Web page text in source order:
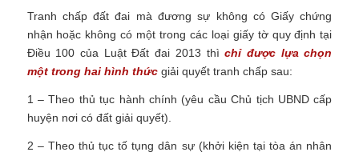
Tranh chấp đất đai mà đương sự không có Giấy chứng
nhận hoặc không có một trong các loại giấy tờ quy định tại
Điều 100 của Luật Đất đai 2013 thìchỉ được lựa chọn
một trong hai hình thứcgiải quyết tranh chấp sau:
1 – Theo thủ tục hành chính (yêu cầu Chủ tịch UBND cấp
huyện nơi có đất giải quyết).
2 – Theo thủ tục tố tụng dân sự (khởi kiện tại tòa án nhân